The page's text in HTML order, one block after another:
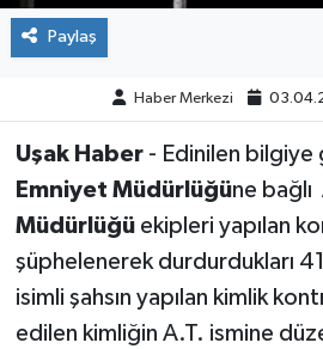
Paylaş
Haber Merkezi
Uşak Haber- Edinilen bilgiye
Emniyet Müdürlüğüne bağlı
Müdürlüğüekipleri yapılan
şüphelenerek durdurdukları 41
isimli şahsın yapılan kimlik
edilen kimliğin A.T. ismine
HABERDE İNSAN
BİLİM VE TEKNOLOJİ
KAMPANYALAR
KÜLTÜR-SANAT
ÖZEL HABER